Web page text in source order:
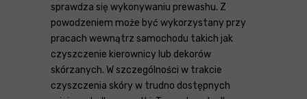
sprawdza się wykonywaniu prewashu. Z
powodzeniem może być wykorzystany przy
pracach wewnątrz samochodu takich jak
czyszczenie kierownicy lub dekorów
skórzanych. W szczególności w trakcie
czyszczenia skóry w trudno dostępnych